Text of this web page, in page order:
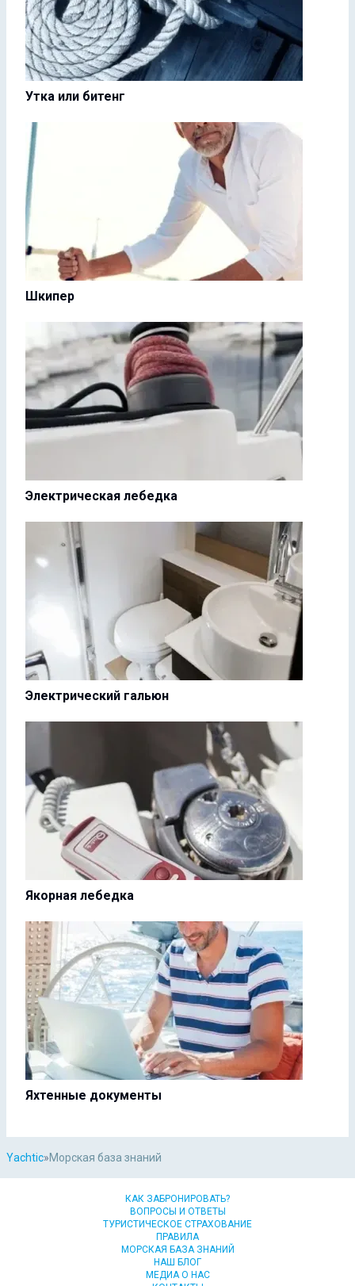
Утка или битенг
Шкипер
Электрическая лебедка
Электрический гальюн
Якорная лебедка
Яхтенные документы
Yachtic»Морская база знаний
КАК ЗАБРОНИРОВАТЬ?
ВОПРОСЫ И ОТВЕТЫ
ТУРИСТИЧЕСКОЕ СТРАХОВАНИЕ
ПРАВИЛА
МОРСКАЯ БАЗА ЗНАНИЙ
НАШ БЛОГ
МЕДИА О НАС